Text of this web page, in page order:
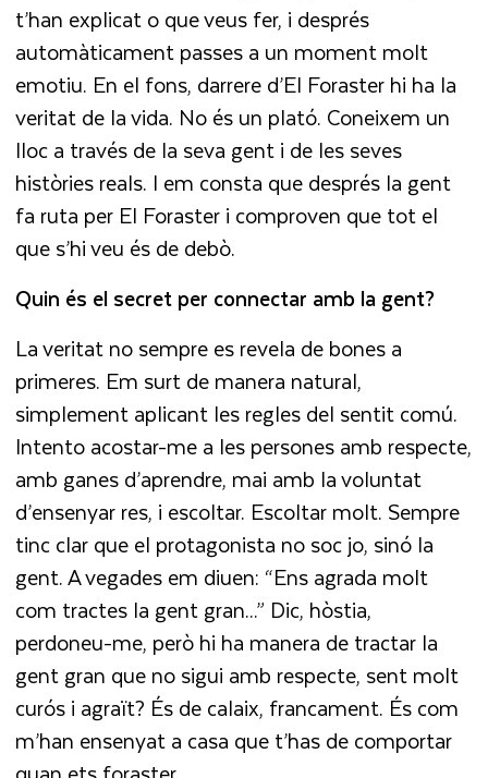
t’han explicat o que veus fer, i després
automàticament passes a un moment molt
emotiu. En el fons, darrere d’El Foraster hi ha la
veritat de la vida. No és un plató. Coneixem un
lloc a través de la seva gent i de les seves
històries reals. I em consta que després la gent
fa ruta per El Foraster i comproven que tot el
que s’hi veu és de debò.
Quin és el secret per connectar amb la gent?
La veritat no sempre es revela de bones a
primeres. Em surt de manera natural,
simplement aplicant les regles del sentit comú.
Intento acostar-me a les persones amb respecte,
amb ganes d’aprendre, mai amb la voluntat
d’ensenyar res, i escoltar. Escoltar molt. Sempre
tinc clar que el protagonista no soc jo, sinó la
gent. A vegades em diuen: “Ens agrada molt
com tractes la gent gran...” Dic, hòstia,
perdoneu-me, però hi ha manera de tractar la
gent gran que no sigui amb respecte, sent molt
curós i agraït? És de calaix, francament. És com
m’han ensenyat a casa que t’has de comportar